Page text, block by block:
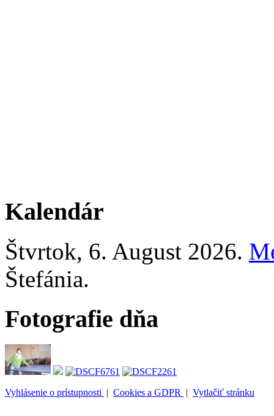
Kalendár
Štvrtok, 6. August 2026.
Štefánia.
Fotografie dňa
Vyhlásenie o prístupnosti | Cookies a GDPR | Vytlačiť stránku